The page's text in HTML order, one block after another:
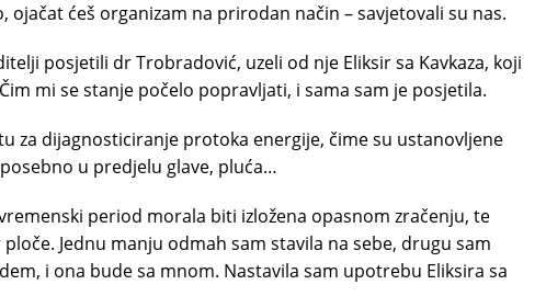
ojačat ćeš organizam na prirodan način – savjetovali su nas.
posjetili dr Trobradović, uzeli od nje Eliksir sa Kavkaza, koji
mi se stanje počelo popravljati, i sama sam je posjetila.
za dijagnosticiranje protoka energije, čime su ustanovljene
u predjelu glave, pluća…
period morala biti izložena opasnom zračenju, te
Jednu manju odmah sam stavila na sebe, drugu sam
i ona bude sa mnom. Nastavila sam upotrebu Eliksira sa